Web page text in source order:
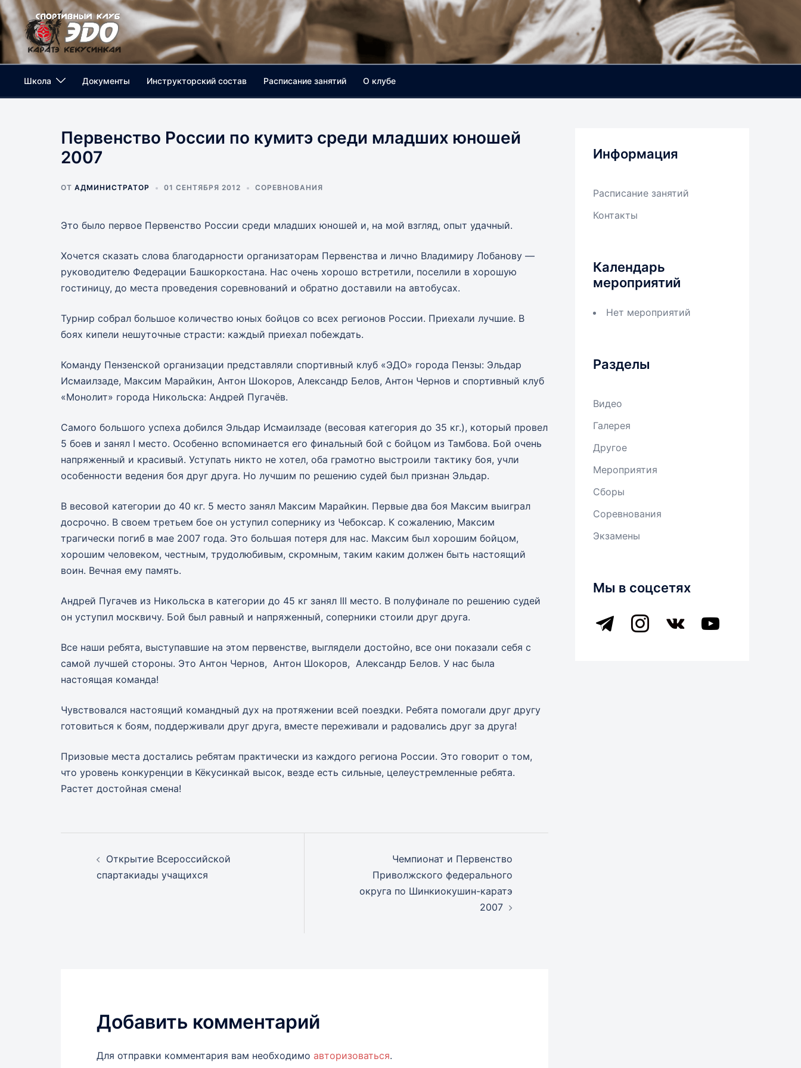
Перейти
к
содержимому
Школа Документы Инструкторский состав Расписание занятий О клубе
Первенство России по кумитэ среди младших юношей
2007
ОТ АДМИНИСТРАТОР 01 СЕНТЯБРЯ 2012 СОРЕВНОВАНИЯ
Это было первое Первенство России среди младших юношей и, на мой взгляд, опыт удачный.
Хочется сказать слова благодарности организаторам Первенства и лично Владимиру Лобанову —
руководителю Федерации Башкоркостана. Нас очень хорошо встретили, поселили в хорошую
гостиницу, до места проведения соревнований и обратно доставили на автобусах.
Турнир собрал большое количество юных бойцов со всех регионов России. Приехали лучшие. В
боях кипели нешуточные страсти: каждый приехал побеждать.
Команду Пензенской организации представляли спортивный клуб «ЭДО» города Пензы: Эльдар
Исмаилзаде, Максим Марайкин, Антон Шокоров, Александр Белов, Антон Чернов и спортивный клуб
«Монолит» города Никольска: Андрей Пугачёв.
Самого большого успеха добился Эльдар Исмаилзаде (весовая категория до 35 кг.), который провел
5 боев и занял I место. Особенно вспоминается его финальный бой с бойцом из Тамбова. Бой очень
напряженный и красивый. Уступать никто не хотел, оба грамотно выстроили тактику боя, учли
особенности ведения боя друг друга. Но лучшим по решению судей был признан Эльдар.
В весовой категории до 40 кг. 5 место занял Максим Марайкин. Первые два боя Максим выиграл
досрочно. В своем третьем бое он уступил сопернику из Чебоксар. К сожалению, Максим
трагически погиб в мае 2007 года. Это большая потеря для нас. Максим был хорошим бойцом,
хорошим человеком, честным, трудолюбивым, скромным, таким каким должен быть настоящий
воин. Вечная ему память.
Андрей Пугачев из Никольска в категории до 45 кг занял III место. В полуфинале по решению судей
он уступил москвичу. Бой был равный и напряженный, соперники стоили друг друга.
Все наши ребята, выступавшие на этом первенстве, выглядели достойно, все они показали себя с
самой лучшей стороны. Это Антон Чернов, Антон Шокоров, Александр Белов. У нас была
настоящая команда!
Чувствовался настоящий командный дух на протяжении всей поездки. Ребята помогали друг другу
готовиться к боям, поддерживали друг друга, вместе переживали и радовались друг за друга!
Призовые места достались ребятам практически из каждого региона России. Это говорит о том,
что уровень конкуренции в Кёкусинкай высок, везде есть сильные, целеустремленные ребята.
Растет достойная смена!
записиОткрытие Всероссийской
спартакиады учащихся
Чемпионат и Первенство
Приволжского федерального
округа по Шинкиокушин-каратэ
2007
Добавить комментарий
Для отправки комментария вам необходимо авторизоваться.
Информация
Расписание занятий
Контакты
Календарь
мероприятий
Нет мероприятий
Разделы
Видео
Галерея
Другое
Мероприятия
Сборы
Соревнования
Экзамены
Мы в соцсетях
telegram instagramvkontakteyoutube